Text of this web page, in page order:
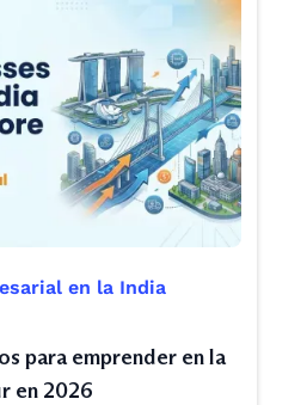
en la India
para emprender en la
en 2026